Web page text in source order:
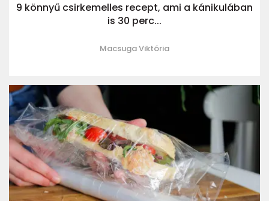
9 könnyű csirkemelles recept, ami a kánikulában
is 30 perc...
Macsuga Viktória